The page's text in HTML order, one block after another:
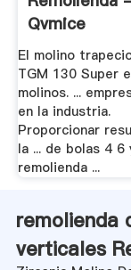
Qvmice
El molino
TGM 130 Super
molinos. ...
en la industria.
Proporcionar
la ... de bolas 4 6
remolienda ...
remolienda
verticales